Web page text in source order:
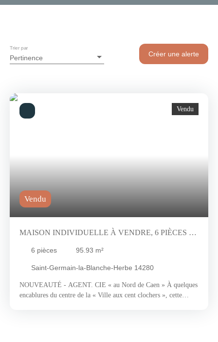
Pertinence
Trier par
Créer une alerte
Vendu
Vendu
MAISON INDIVIDUELLE À VENDRE, 6 PIÈCES -
6 pièces 95.93 m²
Saint-Germain-la-Blanche-Herbe 14280
NOUVEAUTÉ - AGENT. CIE « au Nord de Caen » À quelques
encablures du centre de la « Ville aux cent clochers », cette